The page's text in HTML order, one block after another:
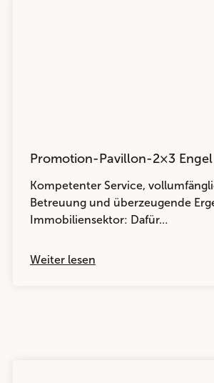
Promotion-Pavillon-2×3
Kompetenter Service,
Betreuung und überzeugende
Immobiliensektor: Dafür…
Weiter lesen